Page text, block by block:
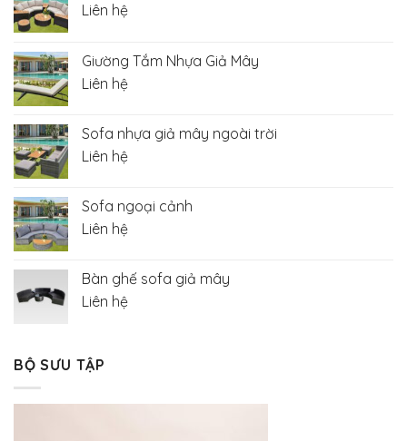
Liên hệ
Giường Tắm Nhựa Giả Mây
Liên hệ
Sofa nhựa giả mây ngoài trời
Liên hệ
Sofa ngoại cảnh
Liên hệ
Bàn ghế sofa giả mây
Liên hệ
BỘ SƯU TẬP